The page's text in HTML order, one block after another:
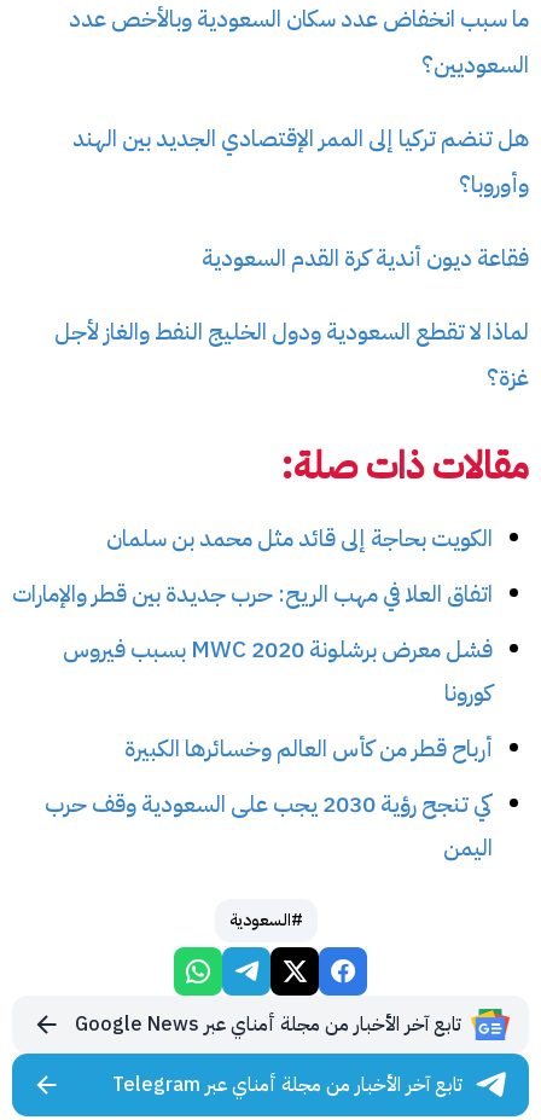
ما سبب انخفاض عدد سكان السعودية وبالأخص عدد
السعوديين؟
هل تنضم تركيا إلى الممر الإقتصادي الجديد بين الهند
وأوروبا؟
فقاعة ديون أندية كرة القدم السعودية
لماذا لا تقطع السعودية ودول الخليج النفط والغاز لأجل
غزة؟
مقالات ذات صلة:
الكويت بحاجة إلى قائد مثل محمد بن سلمان
اتفاق العلا في مهب الريح: حرب جديدة بين قطر والإمارات
فشل معرض برشلونة 2020 MWC بسبب فيروس
كورونا
أرباح قطر من كأس العالم وخسائرها الكبيرة
كي تنجح رؤية 2030 يجب على السعودية وقف حرب
اليمن
#السعودية
تابع آخر الأخبار من مجلة أمناي عبر Google News
تابع آخر الأخبار من مجلة أمناي عبر Telegram